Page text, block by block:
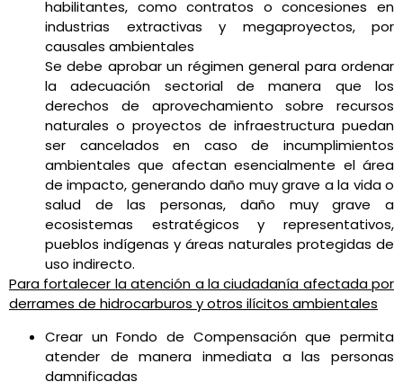
habilitantes, como contratos o concesiones en
industrias extractivas y megaproyectos, por
causales ambientales
Se debe aprobar un régimen general para ordenar
la adecuación sectorial de manera que los
derechos de aprovechamiento sobre recursos
naturales o proyectos de infraestructura puedan
ser cancelados en caso de incumplimientos
ambientales que afectan esencialmente el área
de impacto, generando daño muy grave a la vida o
salud de las personas, daño muy grave a
ecosistemas estratégicos y representativos,
pueblos indígenas y áreas naturales protegidas de
uso indirecto.
Para fortalecer la atención a la ciudadanía afectada por
derrames de hidrocarburos y otros ilícitos ambientales
Crear un Fondo de Compensación que permita
atender de manera inmediata a las personas
damnificadas